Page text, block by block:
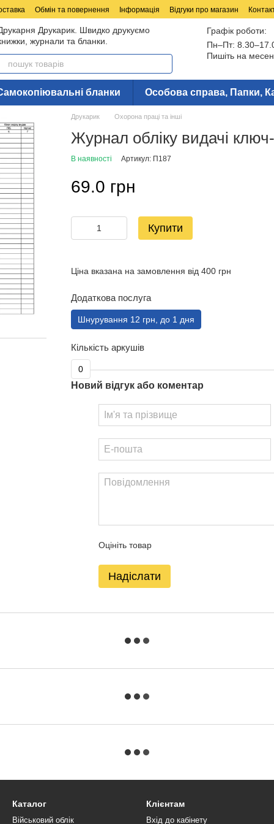
Обмін та повернення Інформація Відгуки про магазин
Друкарик. Швидко друкуємо
журнали та бланки.
Графік роботи:
Пн–Пт:
Пишіть на
бланки Особова справа, Папки,
Друкарик Охорона праці та інші
Журнал обліку видачі
В наявності Артикул: П187
69.0 грн
Купити
Ціна вказана на замовлення від 400 грн
Додаткова послуга
Шнурування 12 грн, до 1 дня
Кількість аркушів
0
Новий відгук або коментар
Оцініть товар
Надіслати
Каталог
Військовий облік
Клієнтам
Вхід до кабінету